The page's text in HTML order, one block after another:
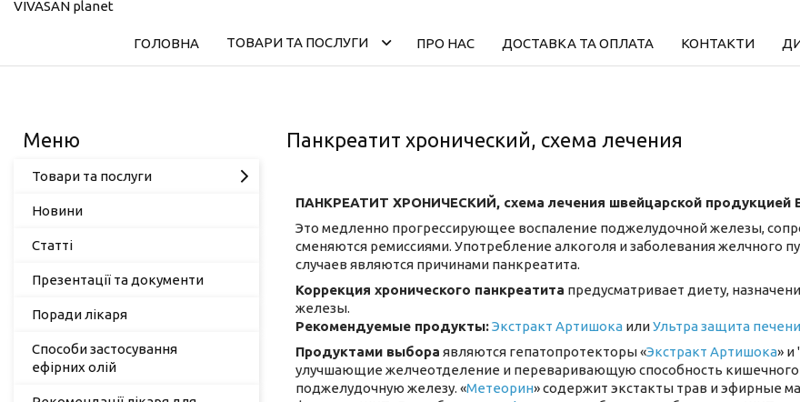
VIVASAN planet
ГОЛОВНА ТОВАРИ ТА ПОСЛУГИ ПРО НАС ДОСТАВКА ТА ОПЛАТА КОНТАКТИ
Панкреатит хронический, схема лечения
ПАНКРЕАТИТ ХРОНИЧЕСКИЙ, схема лечения швейцарской продукцией
Это медленно прогрессирующее воспаление поджелудочной железы,
сменяются ремиссиями. Употребление алкоголя и заболевания желчного
случаев являются причинами панкреатита.
Коррекция хронического панкреатита предусматривает диету,
железы.
Рекомендуемые продукты:Экстракт Артишока илиУльтра защита печени
Продуктами выбора являются гепатопротекторы «Экстракт Артишока» и
улучшающие желчеотделение и переваривающую способность
поджелудочную железу. «Метеорин» содержит экстакты трав и эфирные
Товари та послуги
Новини
Статті
Презентації та документи
Поради лікаря
Способи застосування
ефірних олій